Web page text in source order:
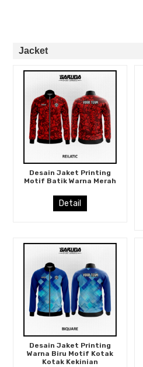
Jacket
Desain Jaket Printing
Motif Batik Warna Merah
Detail
Desain Jaket Printing
Warna Biru Motif Kotak
Kotak Kekinian